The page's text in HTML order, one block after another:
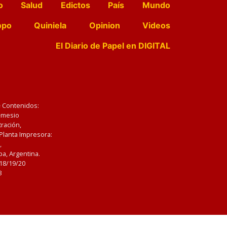
Salud Edictos País
Mundo
Quiniela Opinion
Videos
El Diario de Papel en DIGITAL
Impresora:
Argentina.
19/20